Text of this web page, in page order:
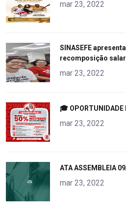
mar 23, 2022
alt="product">
SINASEFE
recomposição
mar 23, 2022
alt="product">
🎓 OPORTUNIDADE
mar 23, 2022
alt="product">
ATA ASSEMBLEIA
mar 23, 2022